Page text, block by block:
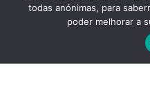
todas anónimas, para
poder melhorar a